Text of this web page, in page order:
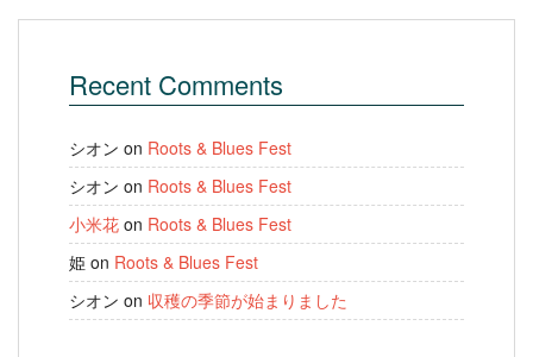
Recent Comments
シオン on Roots & Blues Fest
シオン on Roots & Blues Fest
小米花 on Roots & Blues Fest
姫 on Roots & Blues Fest
シオン on 収穫の季節が始まりました